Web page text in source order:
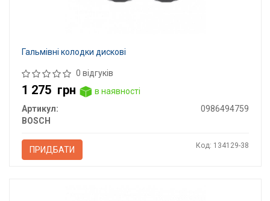
Гальмівні колодки дискові
0 відгуків
1 275 грн
в наявності
Артикул:
0986494759
BOSCH
ПРИДБАТИ Код: 134129-38